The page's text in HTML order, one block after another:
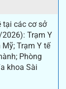
tại các cơ sở
Trạm Y
Trạm Y tế
Phòng
khoa Sài